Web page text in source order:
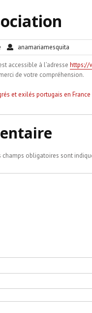
anamariamesquita
accessible à l’adresse https://
de votre compréhension.
et exilés portugais en France
champs obligatoires sont